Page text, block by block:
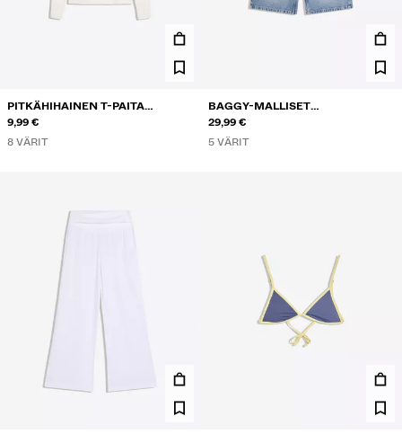
PITKÄHIHAINEN T-PAITA
PYÖREÄLLÄ KAULA-AUKOLLA
9,99 €
8 VÄRIT
BAGGY-MALLISET
FARKKUBERMUDASHORTSIT
29,99 €
5 VÄRIT